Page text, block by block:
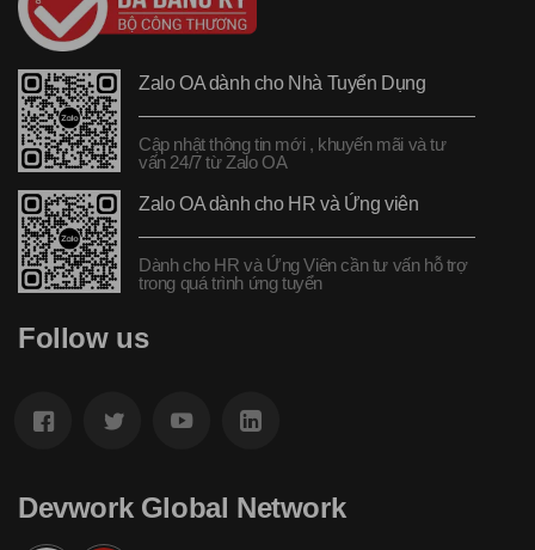
Zalo OA dành cho Nhà Tuyển Dụng
Cập nhật thông tin mới , khuyến mãi và tư
vấn 24/7 từ Zalo OA
Zalo OA dành cho HR và Ứng viên
Dành cho HR và Ứng Viên cần tư vấn hỗ trợ
trong quá trình ứng tuyển
Follow us
Devwork Global Network